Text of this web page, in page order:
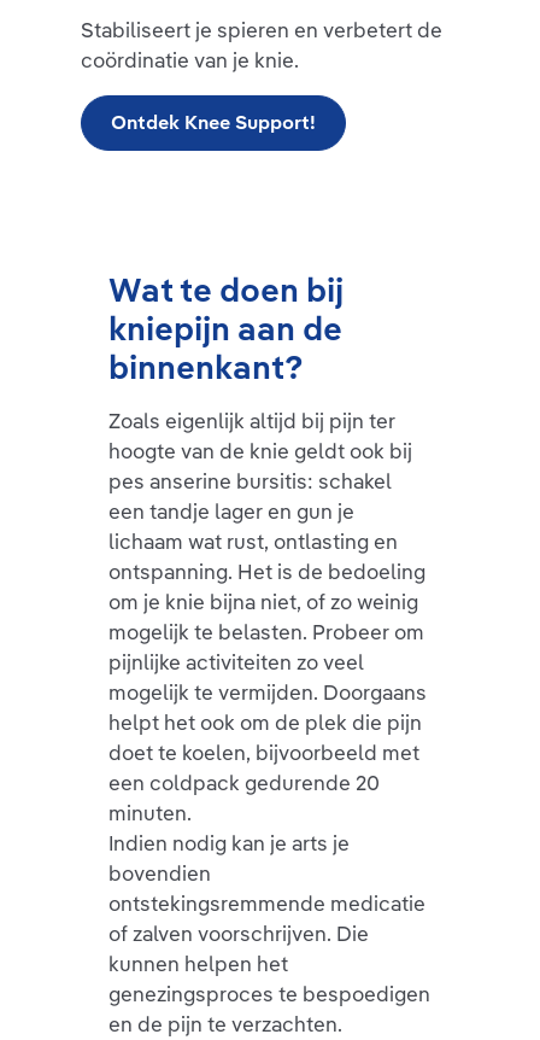
Stabiliseert je spieren en verbetert de
coördinatie van je knie.
Ontdek Knee Support!
Wat te doen bij
kniepijn aan de
binnenkant?
Zoals eigenlijk altijd bij pijn ter
hoogte van de knie geldt ook bij
pes anserine bursitis: schakel
een tandje lager en gun je
lichaam wat rust, ontlasting en
ontspanning. Het is de bedoeling
om je knie bijna niet, of zo weinig
mogelijk te belasten. Probeer om
pijnlijke activiteiten zo veel
mogelijk te vermijden. Doorgaans
helpt het ook om de plek die pijn
doet te koelen, bijvoorbeeld met
een coldpack gedurende 20
minuten.
Indien nodig kan je arts je
bovendien
ontstekingsremmende medicatie
of zalven voorschrijven. Die
kunnen helpen het
genezingsproces te bespoedigen
en de pijn te verzachten.